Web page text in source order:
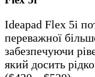
Ideapad Flex 5i
переважної
забезпечуючи
який досить